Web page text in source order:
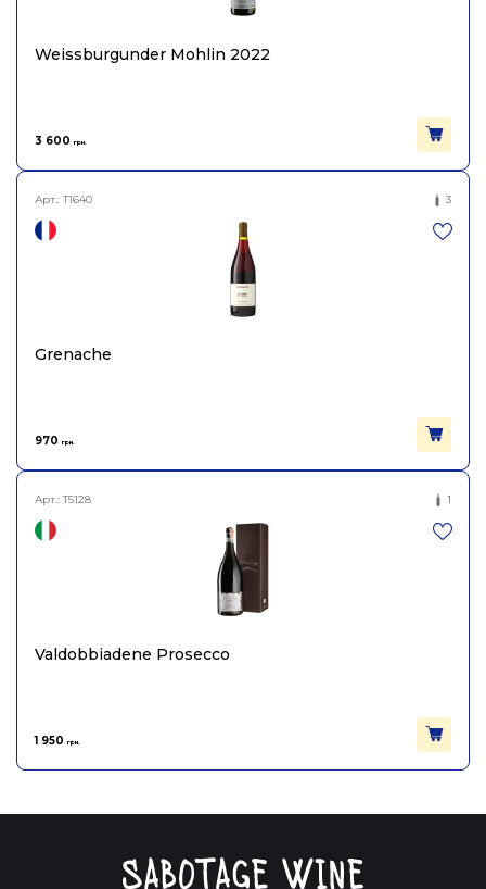
Weissburgunder Mohlin 2022
3 600 грн.
Арт.:T1640 3
Grenache
970 грн.
Арт.:T5128 1
Valdobbiadene Prosecco
1 950 грн.